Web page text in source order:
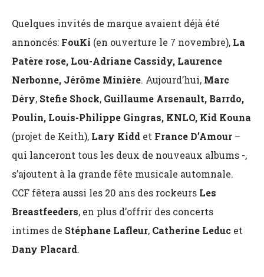
Quelques invités de marque avaient déjà été
annoncés: FouKi (en ouverture le 7 novembre), La
Patère rose, Lou-Adriane Cassidy, Laurence
Nerbonne, Jérôme Minière. Aujourd’hui, Marc
Déry, Stefie Shock, Guillaume Arsenault, Barrdo,
Poulin, Louis-Philippe Gingras, KNLO, Kid Kouna
(projet de Keith), Lary Kidd et France D’Amour –
qui lanceront tous les deux de nouveaux albums -,
s’ajoutent à la grande fête musicale automnale.
CCF fêtera aussi les 20 ans des rockeurs Les
Breastfeeders, en plus d’offrir des concerts
intimes de Stéphane Lafleur, Catherine Leduc et
Dany Placard.